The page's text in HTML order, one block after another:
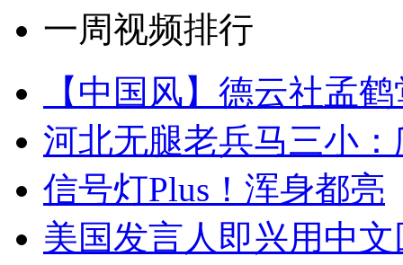
一周视频排行
【中国风】德云社孟
河北无腿老兵马三小
信号灯Plus！浑身都亮
美国发言人即兴用中